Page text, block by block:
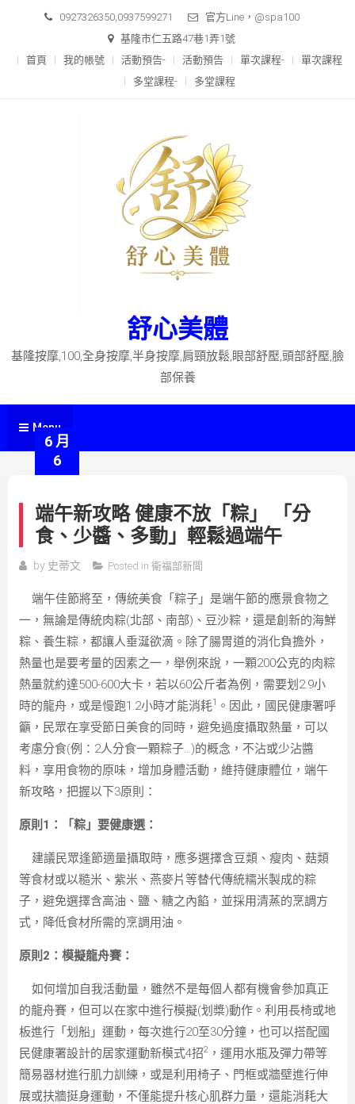
content
0927326350,0937599271
官方Line，@spa100
基隆市仁五路47巷1弄1號
首頁
我的帳號 活動預告- 活動預告 單次課程-
單次課程
多堂課程-
多堂課程
舒心美體
基隆按摩,100,全身按摩,半身按摩,肩頸放鬆,眼部舒壓,頭部舒壓,臉
部保養
Menu
6 月
6
端午新攻略 健康不放「粽」 「分
食、少醬、多動」輕鬆過端午
by 史蒂文 Posted in 衛福部新聞
端午佳節將至，傳統美食「粽子」是端午節的應景食物之
一，無論是傳統肉粽(北部、南部)、豆沙粽，還是創新的海鮮
粽、養生粽，都讓人垂涎欲滴。除了腸胃道的消化負擔外，
熱量也是要考量的因素之一，舉例來說，一顆200公克的肉粽
熱量就約達500-600大卡，若以60公斤者為例，需要划2.9小
時的龍舟，或是慢跑1.2小時才能消耗1
。因此，國民健康署呼
籲，民眾在享受節日美食的同時，避免過度攝取熱量，可以
考慮分食(例：2人分食一顆粽子…)的概念，不沾或少沾醬
料，享用食物的原味，增加身體活動，維持健康體位，端午
新攻略，把握以下3原則：
原則1：「粽」要健康選：
建議民眾逢節適量攝取時，應多選擇含豆類、瘦肉、菇類
等食材或以糙米、紫米、燕麥片等替代傳統糯米製成的粽
子，避免選擇含高油、鹽、糖之內餡，並採用清蒸的烹調方
式，降低食材所需的烹調用油。
原則2：模擬龍舟賽：
如何增加自我活動量，雖然不是每個人都有機會參加真正
的龍舟賽，但可以在家中進行模擬(划槳)動作。利用長椅或地
板進行「划船」運動，每次進行20至30分鐘，也可以搭配國
民健康署設計的居家運動新模式4招2，運用水瓶及彈力帶等
簡易器材進行肌力訓練，或是利用椅子、門框或牆壁進行伸
展或扶牆挺身運動，不僅能提升核心肌群力量，還能消耗大